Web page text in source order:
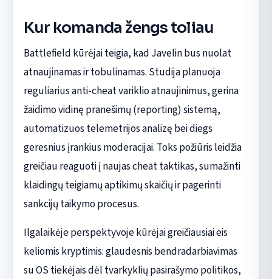
Kur komanda žengs toliau
Battlefield kūrėjai teigia, kad Javelin bus nuolat
atnaujinamas ir tobulinamas. Studija planuoja
reguliarius anti-cheat variklio atnaujinimus, gerina
žaidimo vidinę pranešimų (reporting) sistemą,
automatizuos telemetrijos analizę bei diegs
geresnius įrankius moderacijai. Toks požiūris leidžia
greičiau reaguoti į naujas cheat taktikas, sumažinti
klaidingų teigiamų aptikimų skaičių ir pagerinti
sankcijų taikymo procesus.
Ilgalaikėje perspektyvoje kūrėjai greičiausiai eis
keliomis kryptimis: glaudesnis bendradarbiavimas
su OS tiekėjais dėl tvarkyklių pasirašymo politikos,